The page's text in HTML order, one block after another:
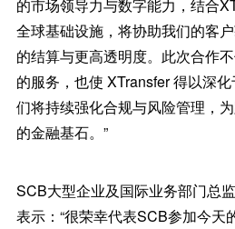
的市场领导力与数字能力，结合
全球基础设施，将协助我们的客
的结算与更高透明度。此次合作
的服务，也使 XTransfer 得以深
们将持续强化合规与风险管理，
的金融基石。”
SCB大型企业及国际业务部门总
表示：“很荣幸代表SCB参加今天